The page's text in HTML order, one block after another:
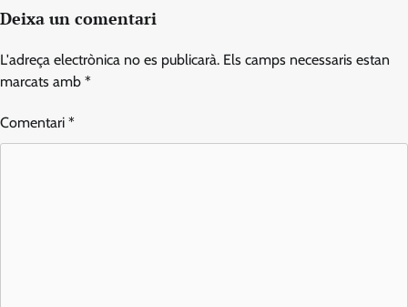
Deixa un comentari
L'adreça electrònica no es publicarà. Els camps necessaris estan
marcats amb *
Comentari *